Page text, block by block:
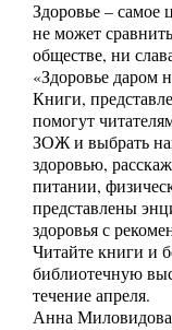
Здоровье – самое
не может
обществе, ни
«Здоровье даром
Книги,
помогут
ЗОЖ и выбрать
здоровью,
питании,
представлены
здоровья с
Читайте книги и
библиотечную
течение апреля.
Анна